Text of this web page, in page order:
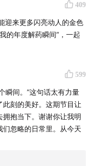
方”，整理成四个
启。
是宏大的答案，而是
人时刻
留给事与愿违
色大门》
409
迎来更多闪亮动人的金色
的年度解药瞬间”，一起
599
瞬间。”这句话太有力量
刻的美好。这期节目让
抱当下。谢谢你让我明
忽略的日常里。从今天